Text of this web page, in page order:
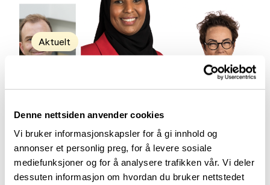
Denne nettsiden anvender cookies
Vi bruker informasjonskapsler for å gi innhold og
annonser et personlig preg, for å levere sosiale
mediefunksjoner og for å analysere trafikken vår. Vi deler
dessuten informasjon om hvordan du bruker nettstedet
Aktuelt